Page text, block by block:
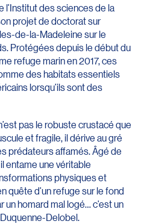
des sciences de la
projet de doctorat sur
de-la-Madeleine sur le
Protégées depuis le début du
refuge marin en 2017, ces
des habitats essentiels
lorsqu’ils sont des
pas le robuste crustacé que
et fragile, il dérive au gré
prédateurs affamés. Âgé de
entame une véritable
physiques et
quête d’un refuge sur le fond
un homard mal logé… c’est un
Delobel.